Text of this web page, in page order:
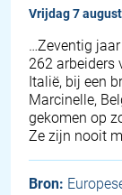
vrijdag 7
…Zeventig
262 arbeiders
Italië, bij een
Marcinelle,
gekomen op
Ze zijn nooit
Bron: